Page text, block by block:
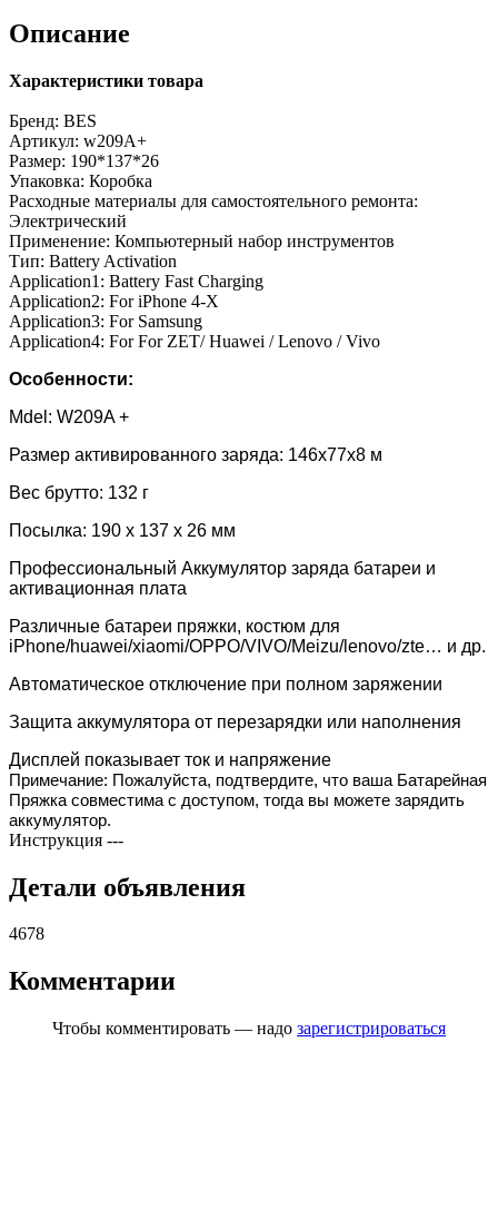
Описание
Характеристики товара
Бренд: BES
Артикул: w209A+
Размер: 190*137*26
Упаковка: Коробка
Расходные материалы для самостоятельного ремонта:
Электрический
Применение: Компьютерный набор инструментов
Тип: Battery Activation
Application1: Battery Fast Charging
Application2: For iPhone 4-X
Application3: For Samsung
Application4: For For ZET/ Huawei / Lenovo / Vivo
Особенности:
Mdel: W209A +
Размер активированного заряда: 146x77x8 м
Вес брутто: 132 г
Посылка: 190 х 137 х 26 мм
Профессиональный Аккумулятор заряда батареи и
активационная плата
Различные батареи пряжки, костюм для
iPhone/huawei/xiaomi/OPPO/VIVO/Meizu/lenovo/zte… и др.
Автоматическое отключение при полном заряжении
Защита аккумулятора от перезарядки или наполнения
Дисплей показывает ток и напряжение
Примечание: Пожалуйста, подтвердите, что ваша Батарейная
Пряжка совместима с доступом, тогда вы можете зарядить
аккумулятор.
Инструкция ---
Детали объявления
4678
Комментарии
Чтобы комментировать — надо зарегистрироваться